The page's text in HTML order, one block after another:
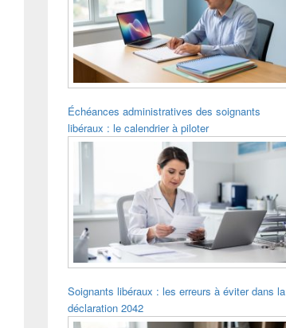
latérale
Échéances administratives des soignants
libéraux : le calendrier à piloter
Soignants libéraux : les erreurs à éviter dans la
déclaration 2042